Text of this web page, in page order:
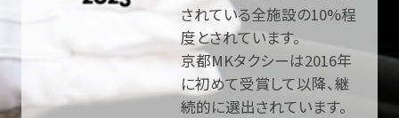
されている全施設の10%程
度とされています。
京都MKタクシーは2016年
に初めて受賞して以降、継
続的に選出されています。